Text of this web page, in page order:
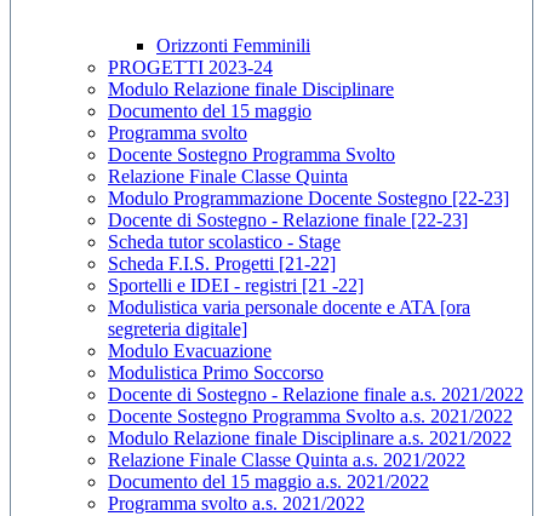
Orizzonti Femminili
PROGETTI 2023-24
Modulo Relazione finale Disciplinare
Documento del 15 maggio
Programma svolto
Docente Sostegno Programma Svolto
Relazione Finale Classe Quinta
Modulo Programmazione Docente Sostegno [22-23]
Docente di Sostegno - Relazione finale [22-23]
Scheda tutor scolastico - Stage
Scheda F.I.S. Progetti [21-22]
Sportelli e IDEI - registri [21 -22]
Modulistica varia personale docente e ATA [ora
segreteria digitale]
Modulo Evacuazione
Modulistica Primo Soccorso
Docente di Sostegno - Relazione finale a.s. 2021/2022
Docente Sostegno Programma Svolto a.s. 2021/2022
Modulo Relazione finale Disciplinare a.s. 2021/2022
Relazione Finale Classe Quinta a.s. 2021/2022
Documento del 15 maggio a.s. 2021/2022
Programma svolto a.s. 2021/2022